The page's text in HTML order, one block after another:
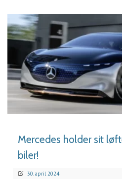
Mercedes holder sit
biler!
30. april 2024